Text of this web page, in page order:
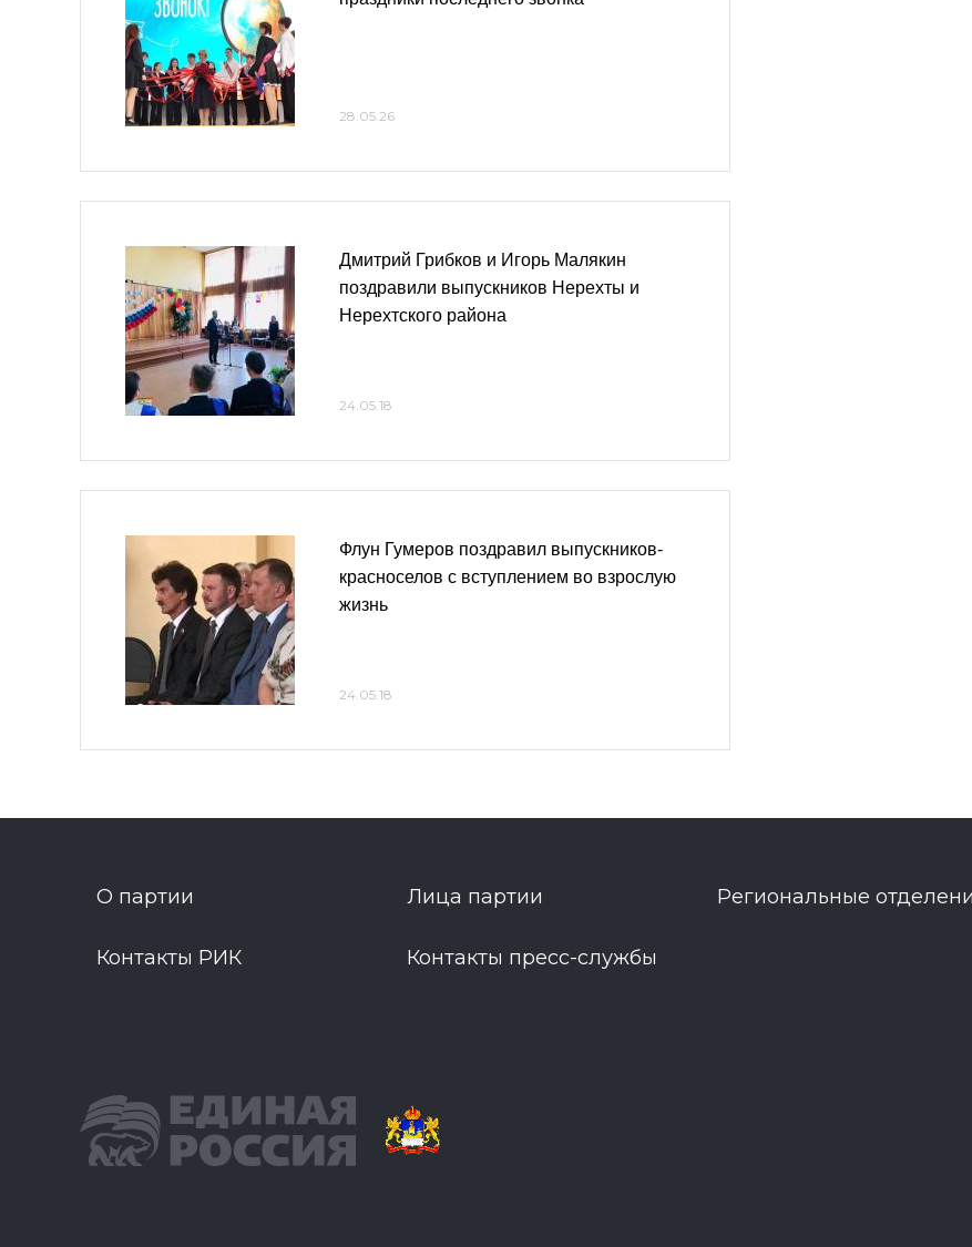
28.05.26
Дмитрий Грибков и Игорь Малякин
поздравили выпускников Нерехты и
Нерехтского района
24.05.18
Флун Гумеров поздравил выпускников-
красноселов с вступлением во взрослую
жизнь
24.05.18
О партии Лица партии Региональные
Контакты РИК Контакты пресс-службы